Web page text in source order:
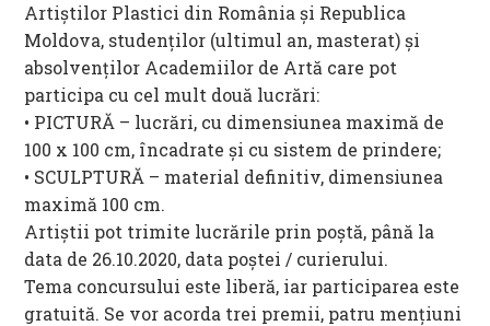
Artiştilor Plastici din România şi Republica
Moldova, studenţilor (ultimul an, masterat) şi
absolvenţilor Academiilor de Artă care pot
participa cu cel mult două lucrări:
• PICTURĂ – lucrări, cu dimensiunea maximă de
100 x 100 cm, încadrate şi cu sistem de prindere;
• SCULPTURĂ – material definitiv, dimensiunea
maximă 100 cm.
Artiştii pot trimite lucrările prin poştă, până la
data de 26.10.2020, data poştei / curierului.
Tema concursului este liberă, iar participarea este
gratuită. Se vor acorda trei premii, patru menţiuni